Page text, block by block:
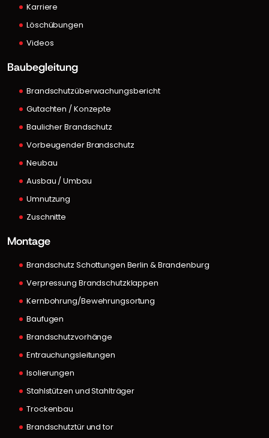
Karriere
Löschübungen
Videos
Baubegleitung
Brandschutzüberwachungsbericht
Gutachten / Konzepte
Baulicher Brandschutz
Vorbeugender Brandschutz
Neubau
Ausbau / Umbau
Umnutzung
Zuschnitte
Montage
Brandschutz Schottungen Berlin & Brandenburg
Verpressung Brandschutzklappen
Kernbohrung/Bewehrungsortung
Baufugen
Brandschutzvorhänge
Entrauchungsleitungen
Isolierungen
Stahlstützen und Stahlträger
Trockenbau
Brandschutztür und tor